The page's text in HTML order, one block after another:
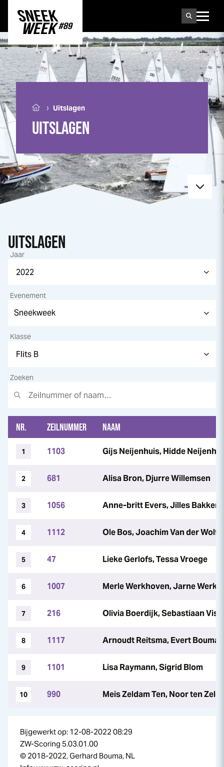
UITSLAGEN
› Uitslagen
UITSLAGEN
Jaar
Evenement
Klasse
Zoeken
NR. ZEILNUMMER NAAM
1 1103 Gijs Neijenhuis, Hidde
2 681 Alisa Bron, Djurre Willemsen
3 1056 Anne-britt Evers, Jilles Bakker
4 1112 Ole Bos, Joachim Van der Wolf
5 47 Lieke Gerlofs, Tessa Vroege
6 1007 Merle Werkhoven, Jarne
7 216 Olivia Boerdijk, Sebastiaan
8 1117 Arnoudt Reitsma, Evert Bouma
9 1101 Lisa Raymann, Sigrid Blom
10 990 Meis Zeldam Ten, Noor ten
Bijgewerkt op: 12-08-2022 08:29
ZW-Scoring 5.03.01.00
© 2018-2022, Gerhard Bouma, NL